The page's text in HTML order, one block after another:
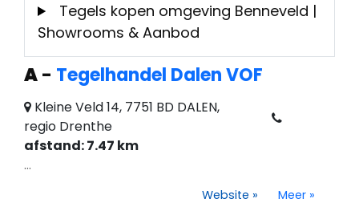
Tegels kopen omgeving Benneveld |
Showrooms & Aanbod
A- Tegelhandel Dalen VOF
Kleine Veld 14, 7751 BD DALEN,
regio Drenthe
afstand: 7.47 km
...
Website » Meer »